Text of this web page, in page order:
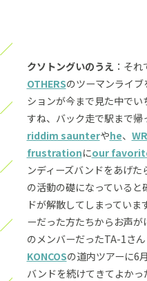
クソトングいのうえ ：それ
OTHERSのツーマンライ
ションが今まで見た中で
すね、バック走で駅まで
riddim saunterやhe、
frustrationにour
ンディーズバンドをあげ
の活動の礎になっている
ドが解散してしまってい
ーだった方たちからお声
のメンバーだったTA-1さ
KONCOSの道内ツアーに6
バンドを続けてきてよかっ